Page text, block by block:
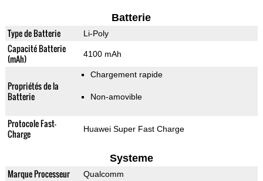
Batterie
Type de Batterie Li-Poly
Capacité Batterie
(mAh)
4100 mAh
Propriétés de la
Batterie
Chargement rapide
Non-amovible
Protocole Fast-
Charge
Huawei Super Fast Charge
Systeme
Marque Processeur Qualcomm